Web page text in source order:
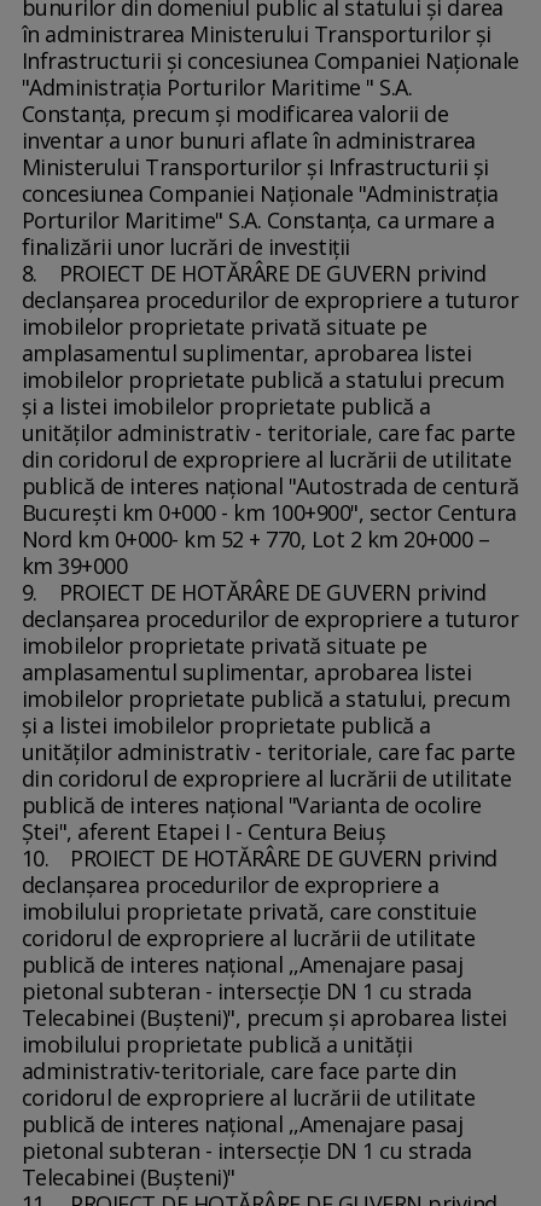
bunurilor din domeniul public al statului şi darea
în administrarea Ministerului Transporturilor şi
Infrastructurii şi concesiunea Companiei Naţionale
"Administraţia Porturilor Maritime " S.A.
Constanţa, precum şi modificarea valorii de
inventar a unor bunuri aflate în administrarea
Ministerului Transporturilor şi Infrastructurii şi
concesiunea Companiei Naţionale "Administraţia
Porturilor Maritime" S.A. Constanţa, ca urmare a
finalizării unor lucrări de investiţii
8. PROIECT DE HOTĂRÂRE DE GUVERN privind
declanşarea procedurilor de expropriere a tuturor
imobilelor proprietate privată situate pe
amplasamentul suplimentar, aprobarea listei
imobilelor proprietate publică a statului precum
şi a listei imobilelor proprietate publică a
unităţilor administrativ - teritoriale, care fac parte
din coridorul de expropriere al lucrării de utilitate
publică de interes naţional "Autostrada de centură
Bucureşti km 0+000 - km 100+900", sector Centura
Nord km 0+000- km 52 + 770, Lot 2 km 20+000 –
km 39+000
9. PROIECT DE HOTĂRÂRE DE GUVERN privind
declanşarea procedurilor de expropriere a tuturor
imobilelor proprietate privată situate pe
amplasamentul suplimentar, aprobarea listei
imobilelor proprietate publică a statului, precum
şi a listei imobilelor proprietate publică a
unităţilor administrativ - teritoriale, care fac parte
din coridorul de expropriere al lucrării de utilitate
publică de interes naţional "Varianta de ocolire
Ştei", aferent Etapei I - Centura Beiuş
10. PROIECT DE HOTĂRÂRE DE GUVERN privind
declanşarea procedurilor de expropriere a
imobilului proprietate privată, care constituie
coridorul de expropriere al lucrării de utilitate
publică de interes naţional ,,Amenajare pasaj
pietonal subteran - intersecţie DN 1 cu strada
Telecabinei (Buşteni)", precum şi aprobarea listei
imobilului proprietate publică a unităţii
administrativ-teritoriale, care face parte din
coridorul de expropriere al lucrării de utilitate
publică de interes naţional ,,Amenajare pasaj
pietonal subteran - intersecţie DN 1 cu strada
Telecabinei (Buşteni)"